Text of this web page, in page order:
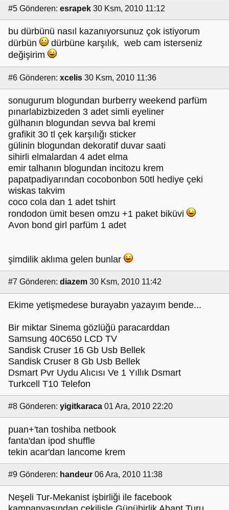
#5 Gönderen: esrapek 30 Ksm, 2010 11:12
bu dürbünü nasıl kazanıyorsunuz çok istiyorum
dürbün
dürbüne karşılık, web cam isterseniz
değişirim
#6 Gönderen: xcelis 30 Ksm, 2010 11:36
sonugurum blogundan burberry weekend parfüm
pınarlabizbizeden 3 adet simli eyeliner
gülhanın blogundan sevva bal kremi
grafikit 30 tl çek karşılığı sticker
gülinin blogundan dekoratif duvar saati
sihirli elmalardan 4 adet elma
emir talhanın blogundan incitozu krem
papatpadiyarından cocobonbon 50tl hediye çeki
wiskas takvim
coco cola dan 1 adet tshirt
rondodon ümit besen omzu +1 paket biküvi
Avon bond girl parfüm 1 adet
şimdilik aklıma gelen bunlar
#7 Gönderen: diazem 30 Ksm, 2010 11:42
Ekime yetişmedese burayabn yazayım bende...
Bir miktar Sinema gözlüğü paracarddan
Samsung 40C650 LCD TV
Sandisk Cruser 16 Gb Usb Bellek
Sandisk Cruser 8 Gb Usb Bellek
Dsmart Pvr Uydu Alıcısı Ve 1 Yıllık Dsmart
Turkcell T10 Telefon
#8 Gönderen: yigitkaraca 01 Ara, 2010 22:20
puan+'tan toshiba netbook
fanta'dan ipod shuffle
tekin acar'dan lancome krem
#9 Gönderen: handeur 06 Ara, 2010 11:38
Neşeli Tur-Mekanist işbirliği ile facebook